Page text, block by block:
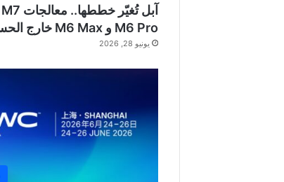
M6 Pro و M6 Max خارج الحسابات
يونيو 28, 2026